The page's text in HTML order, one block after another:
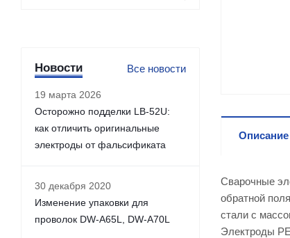
Описание
Сварочные
обратной
стали с
Электроды
Новости Все новости
19 марта 2026
Осторожно подделки LB-52U:
как отличить оригинальные
электроды от фальсификата
30 декабря 2020
Изменение упаковки для
проволок DW-A65L, DW-A70L